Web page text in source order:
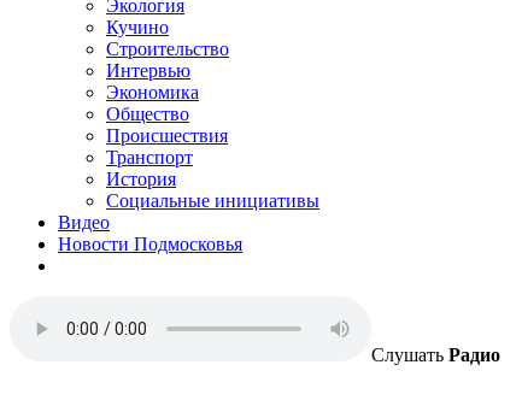
Экология
Кучино
Строительство
Интервью
Экономика
Общество
Происшествия
Транспорт
История
Социальные инициативы
Видео
Новости Подмосковья
Слушать Радио